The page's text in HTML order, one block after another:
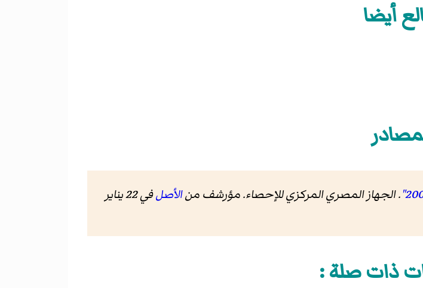
أيضا
. الجهاز المصري المركزي للإحصاء. مؤرشف منالأصل
في 22 يناير
ذات صلة :